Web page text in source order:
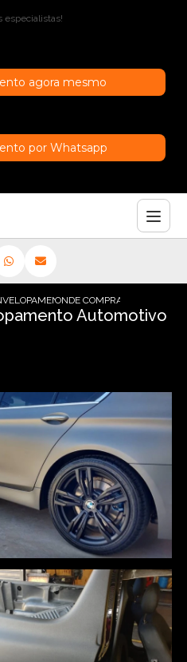
especialistas!
agora mesmo
por Whatsapp
AUTOMOTIVO AUTOMOTIVO BRANCO
ONDE COMPRAR
Automotivo